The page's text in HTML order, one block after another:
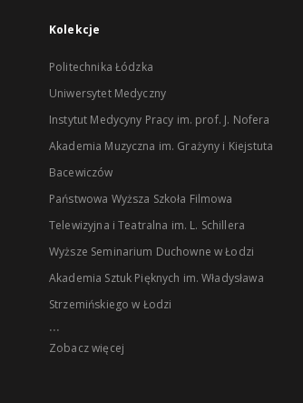
Kolekcje
Politechnika Łódzka
Uniwersytet Medyczny
Instytut Medycyny Pracy im. prof. J. Nofera
Akademia Muzyczna im. Grażyny i Kiejstuta
Bacewiczów
Państwowa Wyższa Szkoła Filmowa
Telewizyjna i Teatralna im. L. Schillera
Wyższe Seminarium Duchowne w Łodzi
Akademia Sztuk Pięknych im. Władysława
Strzemińskiego w Łodzi
...
Zobacz więcej